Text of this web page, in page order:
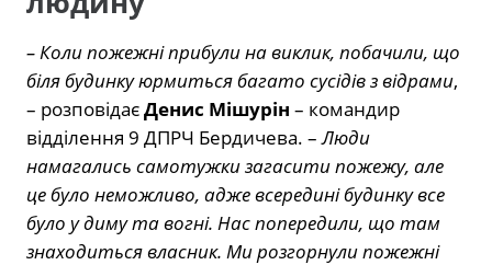
– Коли пожежні прибули на виклик, побачили, що
біля будинку юрмиться багато сусідів з відрами,
– розповідаєДенис Мішурін – командир
відділення 9 ДПРЧ Бердичева. –Люди
намагались самотужки загасити пожежу, але
це було неможливо, адже всередині будинку все
було у диму та вогні. Нас попередили, що там
знаходиться власник. Ми розгорнули пожежні